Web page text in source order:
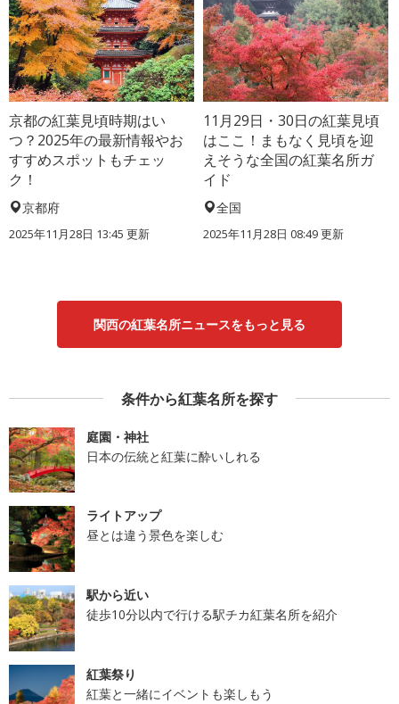
京都の紅葉見頃時期はい
つ？2025年の最新情報やお
すすめスポットもチェッ
ク！
京都府
2025年11月28日 13:45 更新
11月29日・30日の紅葉見頃
はここ！まもなく見頃を迎
えそうな全国の紅葉名所ガ
イド
全国
2025年11月28日 08:49 更新
関西の紅葉名所ニュースをもっと見る
条件から紅葉名所を探す
庭園・神社
日本の伝統と紅葉に酔いしれる
ライトアップ
昼とは違う景色を楽しむ
駅から近い
徒歩10分以内で行ける駅チカ紅葉名所を紹介
紅葉祭り
紅葉と一緒にイベントも楽しもう